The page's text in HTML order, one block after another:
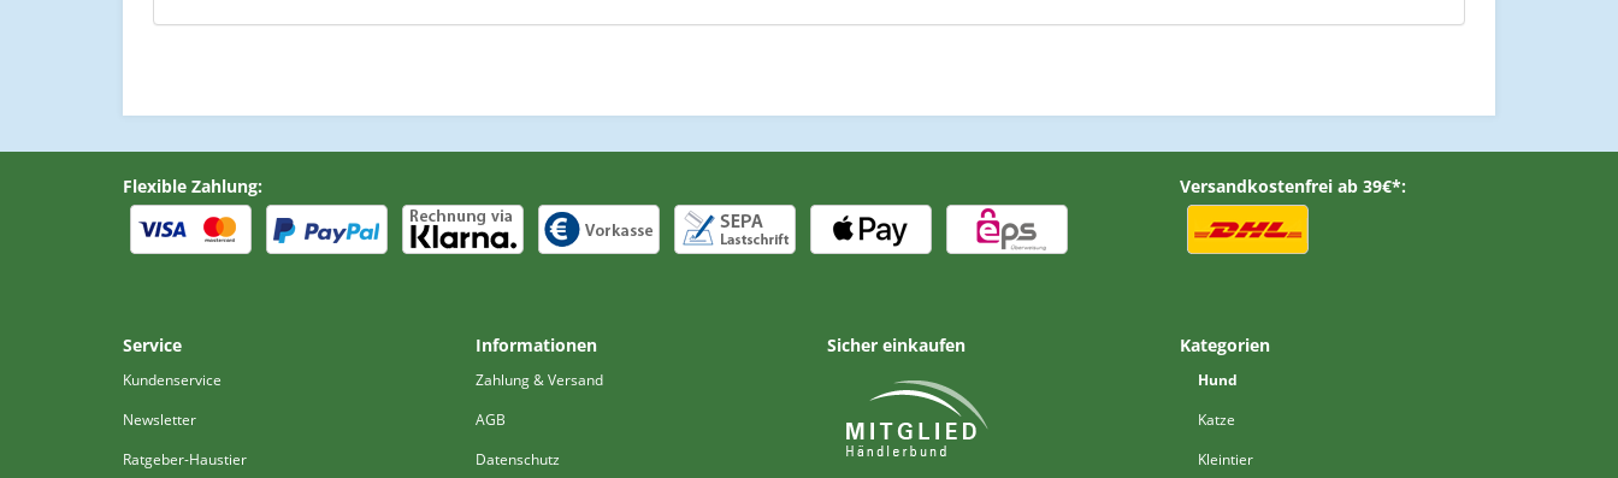
Flexible Zahlung: Versandkostenfrei ab 39€*:
Service
Kundenservice
Newsletter
Ratgeber-Haustier
Informationen
Zahlung & Versand
AGB
Datenschutz
Sicher einkaufen Kategorien
Hund
Katze
Kleintier